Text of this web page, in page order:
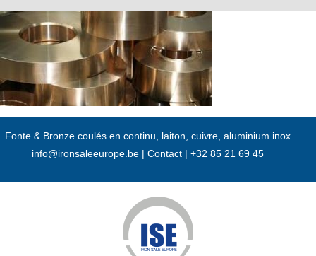
Passer
au
contenu
Fonte & Bronze coulés en continu, laiton, cuivre, aluminium inox
info@ironsaleeurope.be| Contact | +32 85 21 69 45